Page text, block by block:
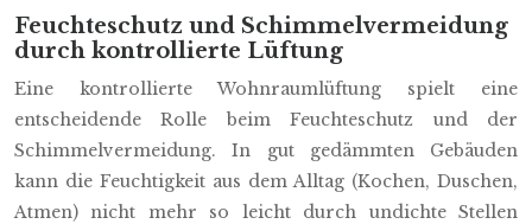
Feuchteschutz und Schimmelvermeidung
durch kontrollierte Lüftung
Eine kontrollierte Wohnraumlüftung spielt eine
entscheidende Rolle beim Feuchteschutz und der
Schimmelvermeidung. In gut gedämmten Gebäuden
kann die Feuchtigkeit aus dem Alltag (Kochen, Duschen,
Atmen) nicht mehr so leicht durch undichte Stellen